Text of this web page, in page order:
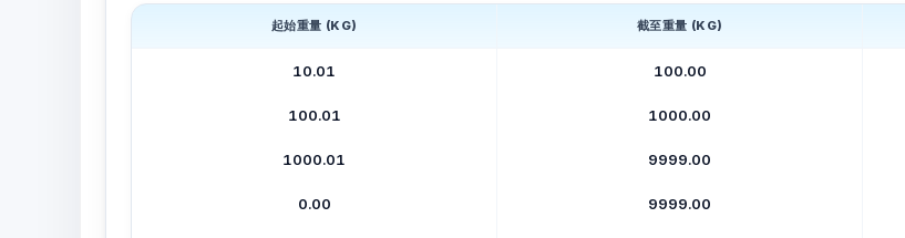
起始重量 (KG) 截至重量 (KG)
10.01 100.00
100.01 1000.00
1000.01 9999.00
0.00 9999.00